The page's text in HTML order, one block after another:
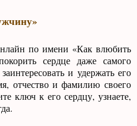
по имени «Как влюбить
сердце даже самого
и удержать его
отчество и фамилию своего
ключ к его сердцу, узнаете,